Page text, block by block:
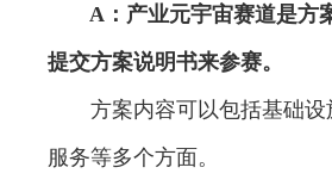
A：产业元宇宙赛道是方
提交方案说明书来参赛。
方案内容可以包括基础设
服务等多个方面。